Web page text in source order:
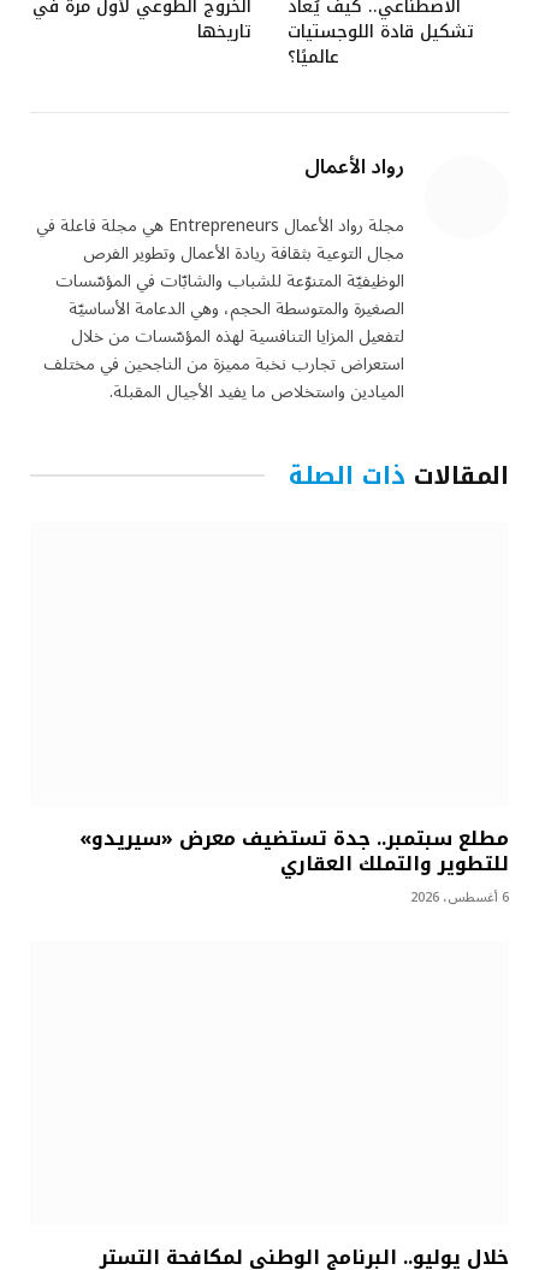
الاصطناعي.. كيف يُعاد
تشكيل قادة اللوجستيات
عالميًا؟
الخروج الطوعي لأول مرة في
تاريخها
رواد الأعمال
مجلة رواد الأعمال Entrepreneurs هي مجلة فاعلة في
مجال التوعية بثقافة ريادة الأعمال وتطوير الفرص
الوظيفيّة المتنوّعة للشباب والشابّات في المؤسّسات
الصغيرة والمتوسطة الحجم، وهي الدعامة الأساسيّة
لتفعيل المزايا التنافسية لهذه المؤسّسات من خلال
استعراض تجارب نخبة مميزة من الناجحين في مختلف
الميادين واستخلاص ما يفيد الأجيال المقبلة.
المقالات ذات الصلة
مطلع سبتمبر.. جدة تستضيف معرض «سيريدو»
للتطوير والتملك العقاري
6 أغسطس، 2026
خلال يوليو.. البرنامج الوطني لمكافحة التستر